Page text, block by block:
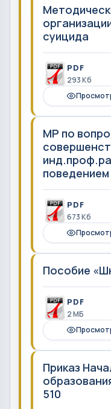
суицида
PDF
293 Кб
МР по
поведением
PDF
673 Кб
Пособие
PDF
2 MБ
Приказ
510